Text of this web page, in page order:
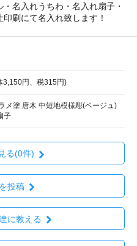
名入れうちわ・名入れ扇子・
刷にて名入れ致します！
3,150円、税315円)
メ塗 唐木 中短地模様彫(ベージュ)
子
る(0件)
投稿
に教える